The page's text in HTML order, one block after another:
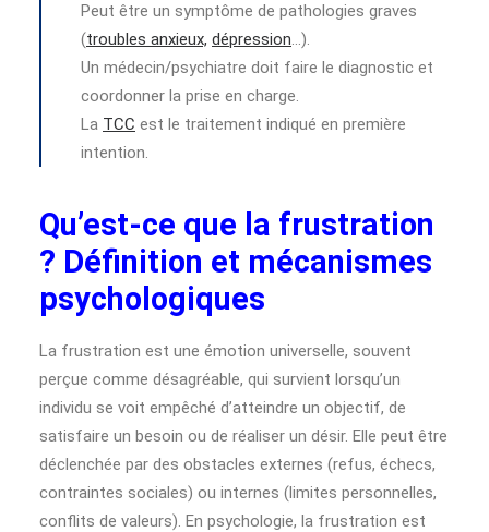
Peut être un symptôme de pathologies graves
(troubles anxieux, dépression…).
Un médecin/psychiatre doit faire le diagnostic et
coordonner la prise en charge.
La TCC est le traitement indiqué en première
intention.
Qu’est-ce que la frustration
? Définition et mécanismes
psychologiques
La frustration est une émotion universelle, souvent
perçue comme désagréable, qui survient lorsqu’un
individu se voit empêché d’atteindre un objectif, de
satisfaire un besoin ou de réaliser un désir. Elle peut être
déclenchée par des obstacles externes (refus, échecs,
contraintes sociales) ou internes (limites personnelles,
conflits de valeurs). En psychologie, la frustration est